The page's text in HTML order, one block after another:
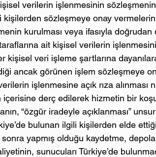
verilerin işlenmesinin
sözleşmeye onay
kurulması veya ifasıyla doğrudan
ait kişisel verilerin
kişisel veri işleme şartlarına
ancak görünen işlem sözleşmeye
işlenmesine açık rıza alınması
içerisine derç edilerek hizmetin bir
“özgür iradeyle açıklanması”
bulunan ilgili kişilerden elde
yapmış olduğu kaydetme,
sunucuları Türkiye’de